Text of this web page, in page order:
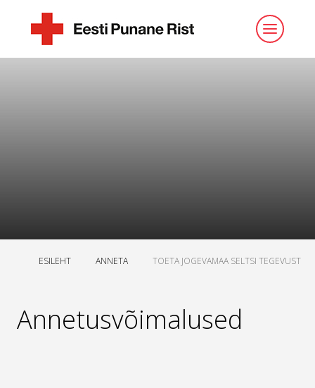
ESILEHT ANNETA TOETA JOGEVAMAA SELTSI TEGEVUST
Annetusvõimalused